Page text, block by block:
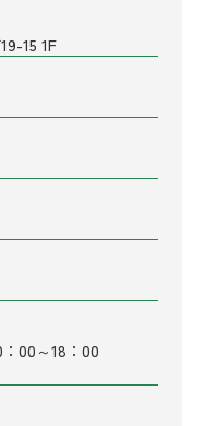
15 1F
00～18：00